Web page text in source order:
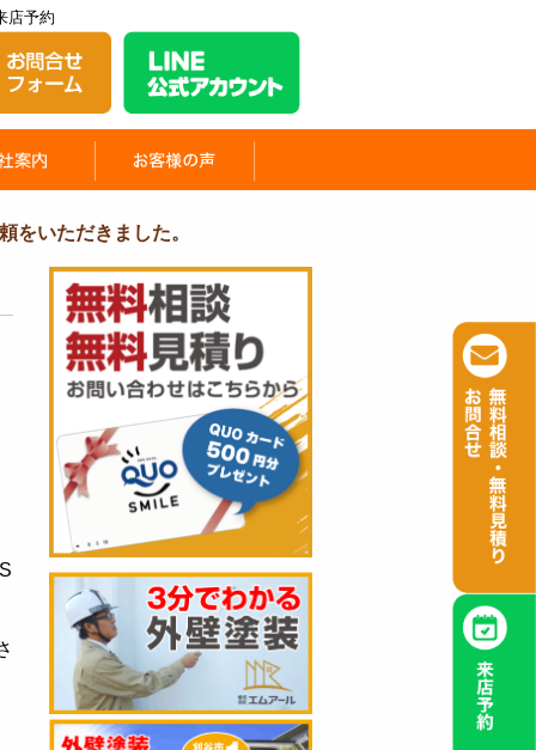
店予約
をいただきました。